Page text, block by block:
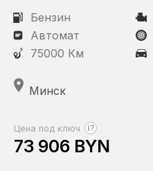
Бензин
Автомат
75000 Км
Минск
Цена под ключ ?
73 906 BYN